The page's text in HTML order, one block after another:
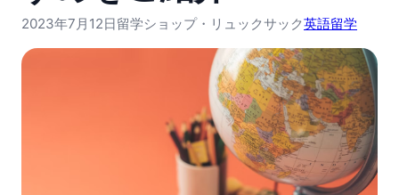
2023年7月12日留学ショップ・リュックサック英語留学